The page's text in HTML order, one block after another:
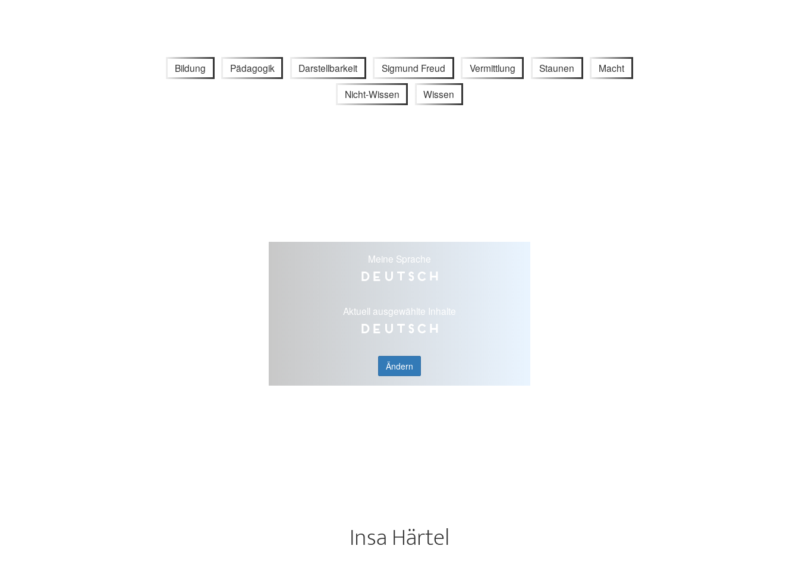
Bildung Pädagogik Darstellbarkeit Sigmund Freud Vermittlung Staunen Macht
Nicht-Wissen Wissen
Meine Sprache
Deutsch
Aktuell ausgewählte Inhalte
Deutsch
Ändern
Insa Härtel